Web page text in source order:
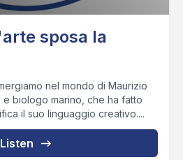
sposa la
nel mondo di Maurizio
biologo marino, che ha fatto
il suo linguaggio creativo....
Listen